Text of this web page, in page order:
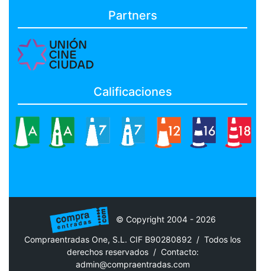
Partners
Calificaciones
© Copyright 2004 - 2026
Compraentradas One, S.L. CIF B90280892 / Todos los
derechos reservados / Contacto:
admin@compraentradas.com